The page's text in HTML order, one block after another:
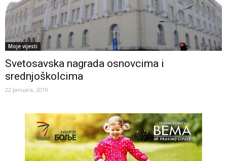
Moje vijesti
Svetosavska nagrada osnovcima i
srednjoškolcima
22 Januara, 2019